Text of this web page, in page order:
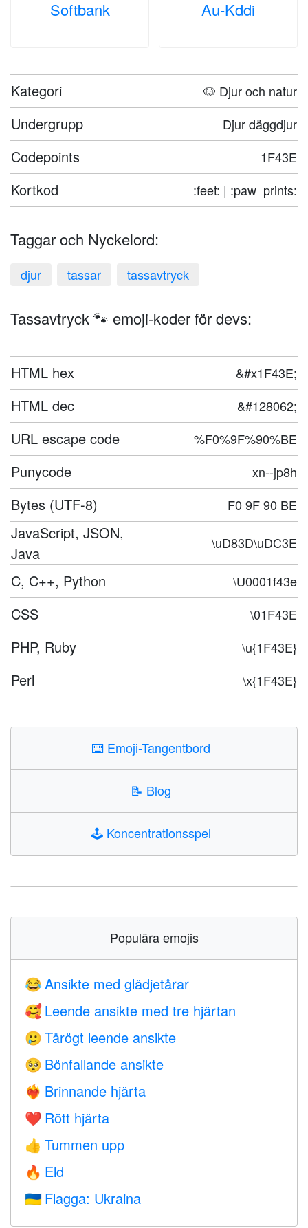
Softbank Au-Kddi
Kategori 🐶 Djur och natur
Undergrupp Djur däggdjur
Codepoints 1F43E
Kortkod :feet: | :paw_prints:
Taggar och Nyckelord:
djur tassar tassavtryck
Tassavtryck 🐾 emoji-koder för devs:
HTML hex &#x1F43E;
HTML dec &#128062;
URL escape code %F0%9F%90%BE
Punycode xn--jp8h
Bytes (UTF-8) F0 9F 90 BE
JavaScript, JSON,
Java
\uD83D\uDC3E
C, C++, Python \U0001f43e
CSS \01F43E
PHP, Ruby \u{1F43E}
Perl \x{1F43E}
⌨️ Emoji-Tangentbord
📝 Blog
🕹️ Koncentrationsspel
Populära emojis
😂 Ansikte med glädjetårar
🥰 Leende ansikte med tre hjärtan
🥲 Tårögt leende ansikte
🥺 Bönfallande ansikte
❤️‍🔥 Brinnande hjärta
❤️ Rött hjärta
👍 Tummen upp
🔥 Eld
🇺🇦 Flagga: Ukraina